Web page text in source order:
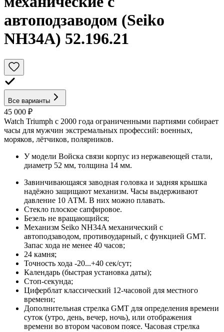
автоподзаводом (Seiko
NH34A) 52.196.21
Все варианты
45 000 ₽
Watch Triumph с 2000 года ограниченными партиями собирает
часы для мужчин экстремальных профессий: военных,
моряков, лётчиков, полярников.
У модели Войска связи корпус из нержавеющей стали,
диаметр 52 мм, толщина 14 мм.
Завинчивающаяся заводная головка и задняя крышка
надёжно защищают механизм. Часы выдерживают
давление 10 АТМ. В них можно плавать.
Стекло плоское сапфировое.
Безель не вращающийся;
Механизм Seiko NH34A механический с
автоподзаводом, противоударный, с функцией GMT.
Запас хода не менее 40 часов;
24 камня;
Точность хода -20...+40 сек/сут;
Календарь (быстрая установка даты);
Стоп-секунда;
Циферблат классический 12-часовой для местного
времени;
Дополнительная стрелка GMT для определения времени
суток (утро, день, вечер, ночь), или отображения
времени во втором часовом поясе. Часовая стрелка